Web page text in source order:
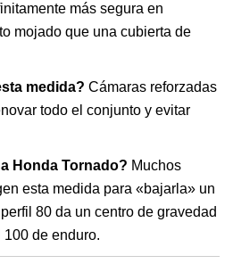
más segura en
mojado que una cubierta de
medida? Cámaras reforzadas
todo el conjunto y evitar
Honda Tornado? Muchos
esta medida para «bajarla» un
80 da un centro de gravedad
de enduro.